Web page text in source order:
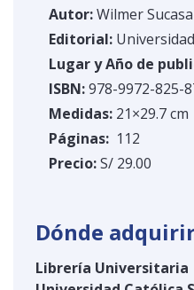
Autor:Wilmer
Editorial:
Lugar y Año de
ISBN:978-9972-825-
Medidas: 21×29.7 cm
Páginas: 112
Precio:S/ 29.00
Dónde
Librería Universitaria